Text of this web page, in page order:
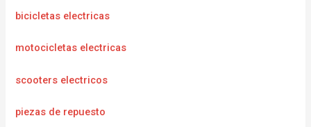
bicicletas electricas
motocicletas electricas
scooters electricos
piezas de repuesto